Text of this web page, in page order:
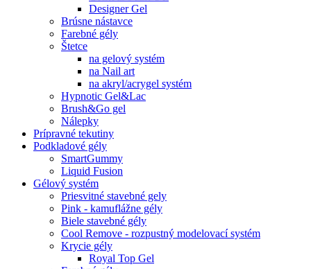
Designer Gel
Brúsne nástavce
Farebné gély
Štetce
na gelový systém
na Nail art
na akryl/acrygel systém
Hypnotic Gel&Lac
Brush&Go gel
Nálepky
Prípravné tekutiny
Podkladové gély
SmartGummy
Liquid Fusion
Gélový systém
Priesvitné stavebné gely
Pink - kamuflážne gély
Biele stavebné gély
Cool Remove - rozpustný modelovací systém
Krycie gély
Royal Top Gel